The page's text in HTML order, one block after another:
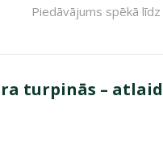
Piedāvājums spēkā
turpinās –
– atlaides katrai gaumei!"